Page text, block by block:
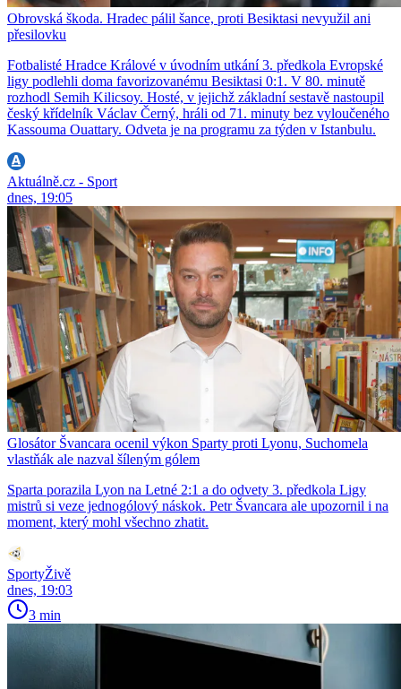
Obrovská škoda. Hradec pálil šance, proti Besiktasi nevyužil ani
přesilovku
Fotbalisté Hradce Králové v úvodním utkání 3. předkola Evropské
ligy podlehli doma favorizovanému Besiktasi 0:1. V 80. minutě
rozhodl Semih Kilicsoy. Hosté, v jejichž základní sestavě nastoupil
český křídelník Václav Černý, hráli od 71. minuty bez vyloučeného
Kassouma Ouattary. Odveta je na programu za týden v Istanbulu.
Aktuálně.cz - Sport
dnes, 19:05
Glosátor Švancara ocenil výkon Sparty proti Lyonu, Suchomela
vlastňák ale nazval šíleným gólem
Sparta porazila Lyon na Letné 2:1 a do odvety 3. předkola Ligy
mistrů si veze jednogólový náskok. Petr Švancara ale upozornil i na
moment, který mohl všechno zhatit.
SportyŽivě
dnes, 19:03
3 min